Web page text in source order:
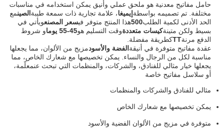
حامل مفاتيح معدنية هو ملحق عملي وأنيق يمكن استخدامه في مناسبات
مختلفة. تم تصميمه بواسطةإيميغا، علامة تجارية ذات سمعة طيبةالصينمع
الحد الأدنى لكمية الطلب500هذا المنتج متوفر فيسعر المصنعويأتي في
بسيط ولكن متينةكيسات متعددةوقت التسليم هو45-55 يوما
و شروط
الدفع مرنةTTكطريقة مفضلة.
عقدة مفاتيح متوفرة في أنيقةالفضة والأسودمزيج من الألوان، مما يجعلها
مناسبة لكل من الرجال والنساء. يمكن تخصيصها مع شعارك الخاص، مما
يجعلها خيار مثالي للفنادق، والشركات، والمنظمات التي تبحث عنمعلّمة،
أو سلاسل مفاتيح خاصة
مثالي للفنادق والشركات والمنظمات
يمكن تخصيصها مع شعارك الخاص
متوفرة في مزيج من الألوان الفضية والأسود